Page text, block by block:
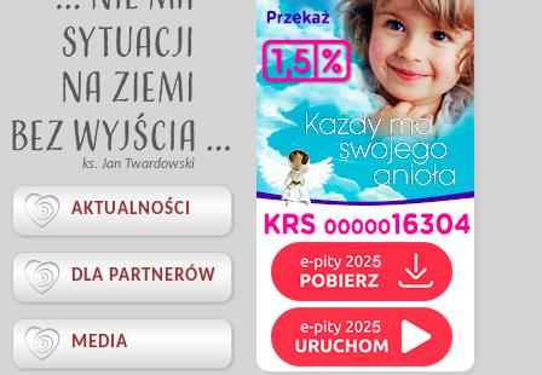
ks. Jan Twardowski
 AKTUALNOŚCI
 DLA PARTNERÓW
 MEDIA